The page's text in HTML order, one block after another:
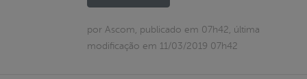
por Ascom, publicado em 07h42, última
modificação em 11/03/2019 07h42